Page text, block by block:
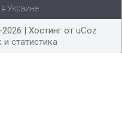
Украине
| Хостинг от uCoz